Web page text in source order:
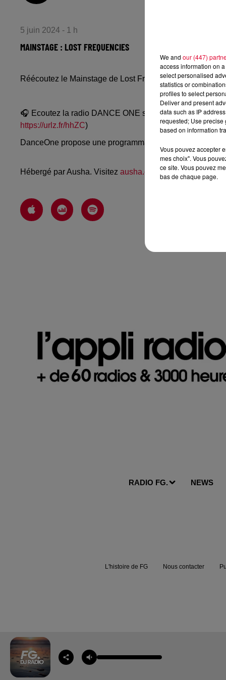
5 juin 2024 - 1 h
MAINSTAGE : LOST FREQUENCIES
Réécoutez le Mainstage de Lost Frequencies du mardi 4
🎧 Ecoutez la radio DANCE ONE sur www.danceone.fr,
https://urlz.fr/hhZC)
DanceOne propose une programmation dance, EDM,
Hébergé par Ausha. Visitez ausha.co/politique-de-
RADIO FG. NEWS
L'histoire de FG Nous contacter
We and our (447)
access information on
select personalised
statistics or
profiles to select
Deliver and present
data such as IP
requested; Use precise
based on information
Vous pouvez accepter
mes choix". Vous
ce site. Vous pouvez
bas de chaque page.